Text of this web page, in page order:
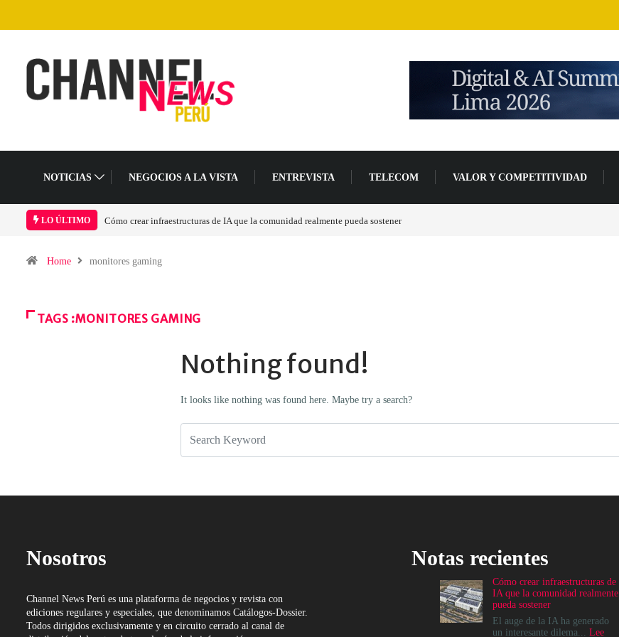
NOTICIAS NEGOCIOS A LA VISTA ENTREVISTA TELECOM VALOR Y COMPETITIVIDAD
LO ÚLTIMO Cómo crear infraestructuras de IA que la comunidad realmente pueda sostener
Home monitores gaming
TAGS :MONITORES GAMING
Nothing found!
It looks like nothing was found here. Maybe try a search?
Nosotros
Channel News Perú es una plataforma de negocios y revista con
ediciones regulares y especiales, que denominamos Catálogos-Dossier.
Todos dirigidos exclusivamente y en circuito cerrado al canal de
Notas recientes
Cómo crear infraestructuras de
IA que la comunidad realmente
pueda sostener
El auge de la IA ha generado
un interesante dilema... Lee